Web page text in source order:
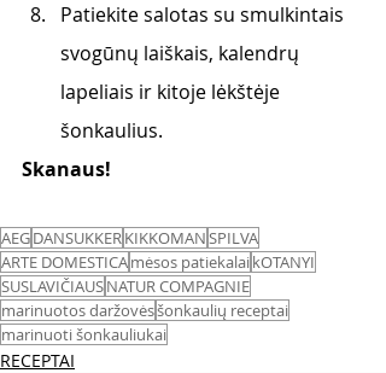
Patiekite salotas su smulkintais
svogūnų laiškais, kalendrų
lapeliais ir kitoje lėkštėje
šonkaulius.
Skanaus!
AEGDANSUKKERKIKKOMANSPILVA
ARTE DOMESTICAmėsos patiekalaikOTANYI
SUSLAVIČIAUSNATUR COMPAGNIE
marinuotos daržovėsšonkaulių receptai
marinuoti šonkauliukai
RECEPTAI